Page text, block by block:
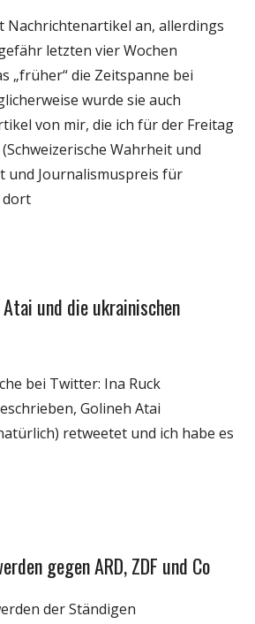
Nachrichtenartikel an, allerdings
letzten vier Wochen
„früher“ die Zeitspanne bei
wurde sie auch
von mir, die ich für der Freitag
Wahrheit und
und Journalismuspreis für
dort
Atai und die ukrainischen
bei Twitter: Ina Ruck
Golineh Atai
retweetet und ich habe es
gegen ARD, ZDF und Co
der Ständigen